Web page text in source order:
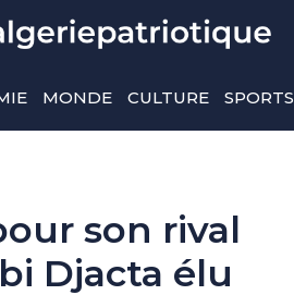
MONDE CULTURE SPORTS
son rival
Djacta élu